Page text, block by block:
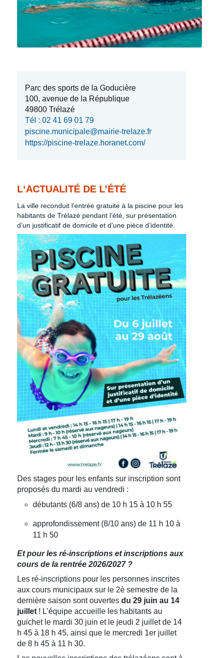
Parc des sports de la Goducière
100, avenue de la République
49800 Trélazé
Tél : 02 41 69 01 79
piscine.municipale@mairie-trelaze.fr
https://piscine-trelaze.horanet.com/
L‘ACTUALITÉ DE L’ÉTÉ
La ville reconduit l’entrée gratuite à la piscine pour les
habitants de Trélazé pendant l’été, sur présentation
d’un justificatif de domicile et d’une pièce d’identité.
Des stages pour les enfants sur inscription sont
proposés du mardi au vendredi :
débutants (6/8 ans) de 10 h 15 à 10 h 55
approfondissement (8/10 ans) de 11 h 10 à
11 h 50
Et pour les ré-inscriptions et inscriptions aux
cours de la rentrée 2026/2027 ?
Les ré-inscriptions pour les personnes inscrites
aux cours municipaux sur le 2è semestre de la
dernière saison sont ouvertes du 29 juin au 14
juillet ! L’équipe accueille les habitants au
guichet le mardi 30 juin et le jeudi 2 juillet de 14
h 45 à 18 h 45, ainsi que le mercredi 1er juillet
de 8 h 45 à 11 h 30.